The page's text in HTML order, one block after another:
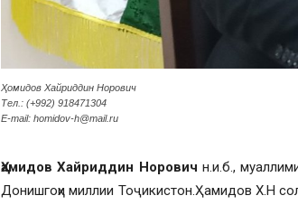
Ҳомидов Хайриддин Норович
Тел.: (+992) 918471304
E-mail: homidov-h@mail.ru
Ҳамидов Хайриддин Норович н.и.б.,
Донишгоҳи миллии Тоҷикистон.Ҳамидов Х.Н